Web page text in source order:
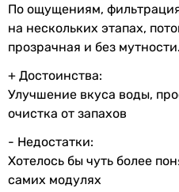
По ощущениям,
на нескольких этапах,
прозрачная и без мутности.
+ Достоинства:
Улучшение вкуса воды,
очистка от запахов
- Недостатки:
Хотелось бы чуть более
самих модулях